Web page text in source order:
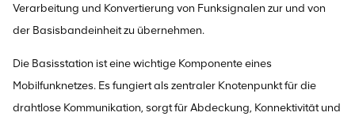
Verarbeitung und Konvertierung von Funksignalen zur und von
der Basisbandeinheit zu übernehmen.
Die Basisstation ist eine wichtige Komponente eines
Mobilfunknetzes. Es fungiert als zentraler Knotenpunkt für die
drahtlose Kommunikation, sorgt für Abdeckung, Konnektivität und